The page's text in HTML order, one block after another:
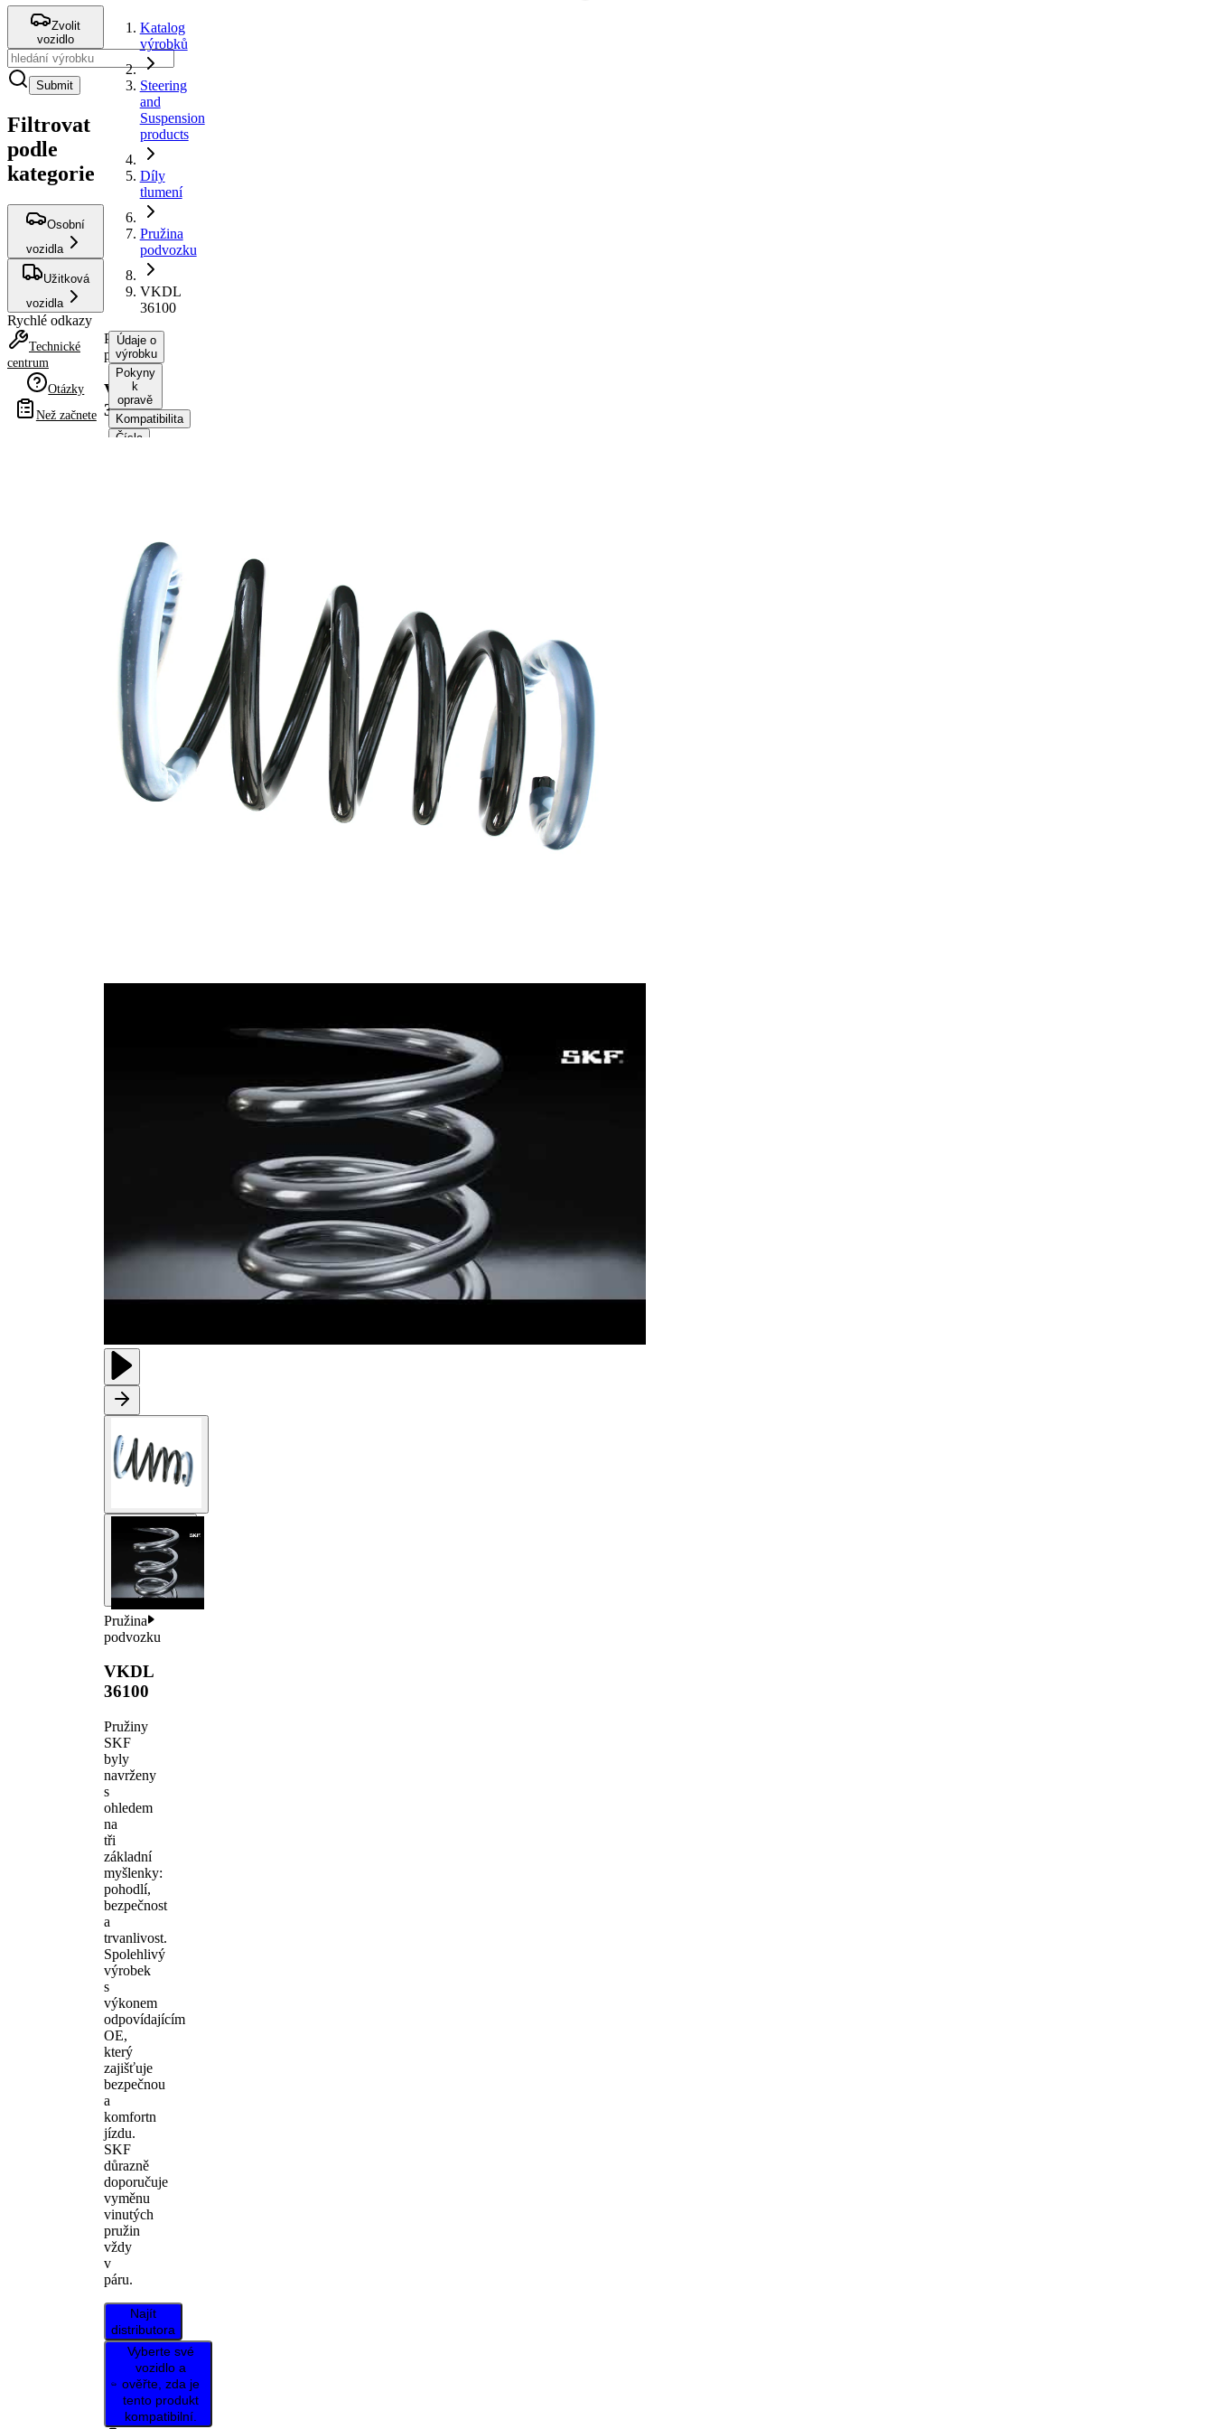
Zvolit
vozidlo
Submit
Filtrovat
podle
kategorie
Osobní
vozidla
Užitková
vozidla
Rychlé odkazy
Technické
centrum
Otázky
Než začnete
Katalog
výrobků
Steering
and
Suspension
products
Díly
tlumení
Pružina
podvozku
VKDL
36100
Pružina
podvozku
VKDL
36100
Pružina
podvozku
VKDL
36100
Pružiny
SKF
byly
navrženy
s
ohledem
na
tři
základní
myšlenky:
pohodlí,
bezpečnost
a
trvanlivost.
Spolehlivý
výrobek
s
výkonem
odpovídajícím
OE,
který
zajišťuje
bezpečnou
a
komfortn
jízdu.
SKF
důrazně
doporučuje
vyměnu
vinutých
pružin
vždy
v
páru.
Najít
distributora
Vyberte své
vozidlo a
ověřte, zda je
tento produkt
kompatibilní.
Údaje o
výrobku
Pokyny
k
opravě
Kompatibilita
Čísla
strana
Délka
330 mm
Hmotnost
5,00 kg
Tvar
pružiny
Šroubovitá
pružina s
konstatním
průměrem
Vnější
průměr
137 mm
Vnější
průměr 1
177 mm
Průměr
drátu
17,25 mm